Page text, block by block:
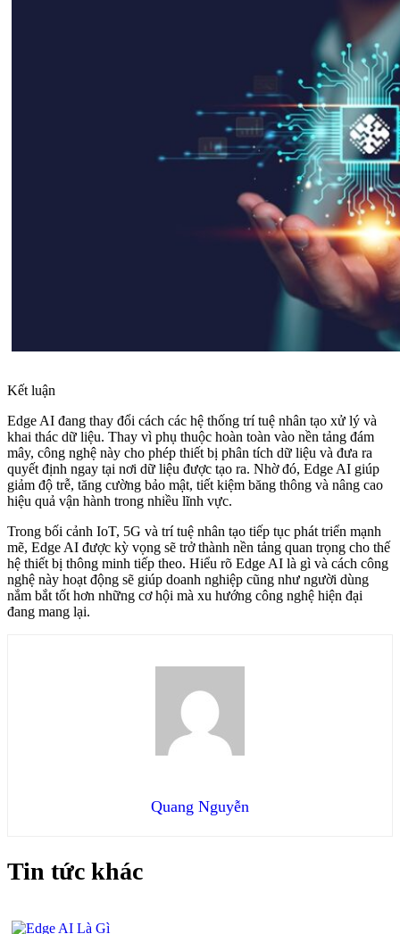
Kết luận
Edge AI đang thay đổi cách các hệ thống trí tuệ nhân tạo xử lý và
khai thác dữ liệu. Thay vì phụ thuộc hoàn toàn vào nền tảng đám
mây, công nghệ này cho phép thiết bị phân tích dữ liệu và đưa ra
quyết định ngay tại nơi dữ liệu được tạo ra. Nhờ đó, Edge AI giúp
giảm độ trễ, tăng cường bảo mật, tiết kiệm băng thông và nâng cao
hiệu quả vận hành trong nhiều lĩnh vực.
Trong bối cảnh IoT, 5G và trí tuệ nhân tạo tiếp tục phát triển mạnh
mẽ, Edge AI được kỳ vọng sẽ trở thành nền tảng quan trọng cho thế
hệ thiết bị thông minh tiếp theo. Hiểu rõ Edge AI là gì và cách công
nghệ này hoạt động sẽ giúp doanh nghiệp cũng như người dùng
nắm bắt tốt hơn những cơ hội mà xu hướng công nghệ hiện đại
đang mang lại.
Quang Nguyễn
Tin tức khác